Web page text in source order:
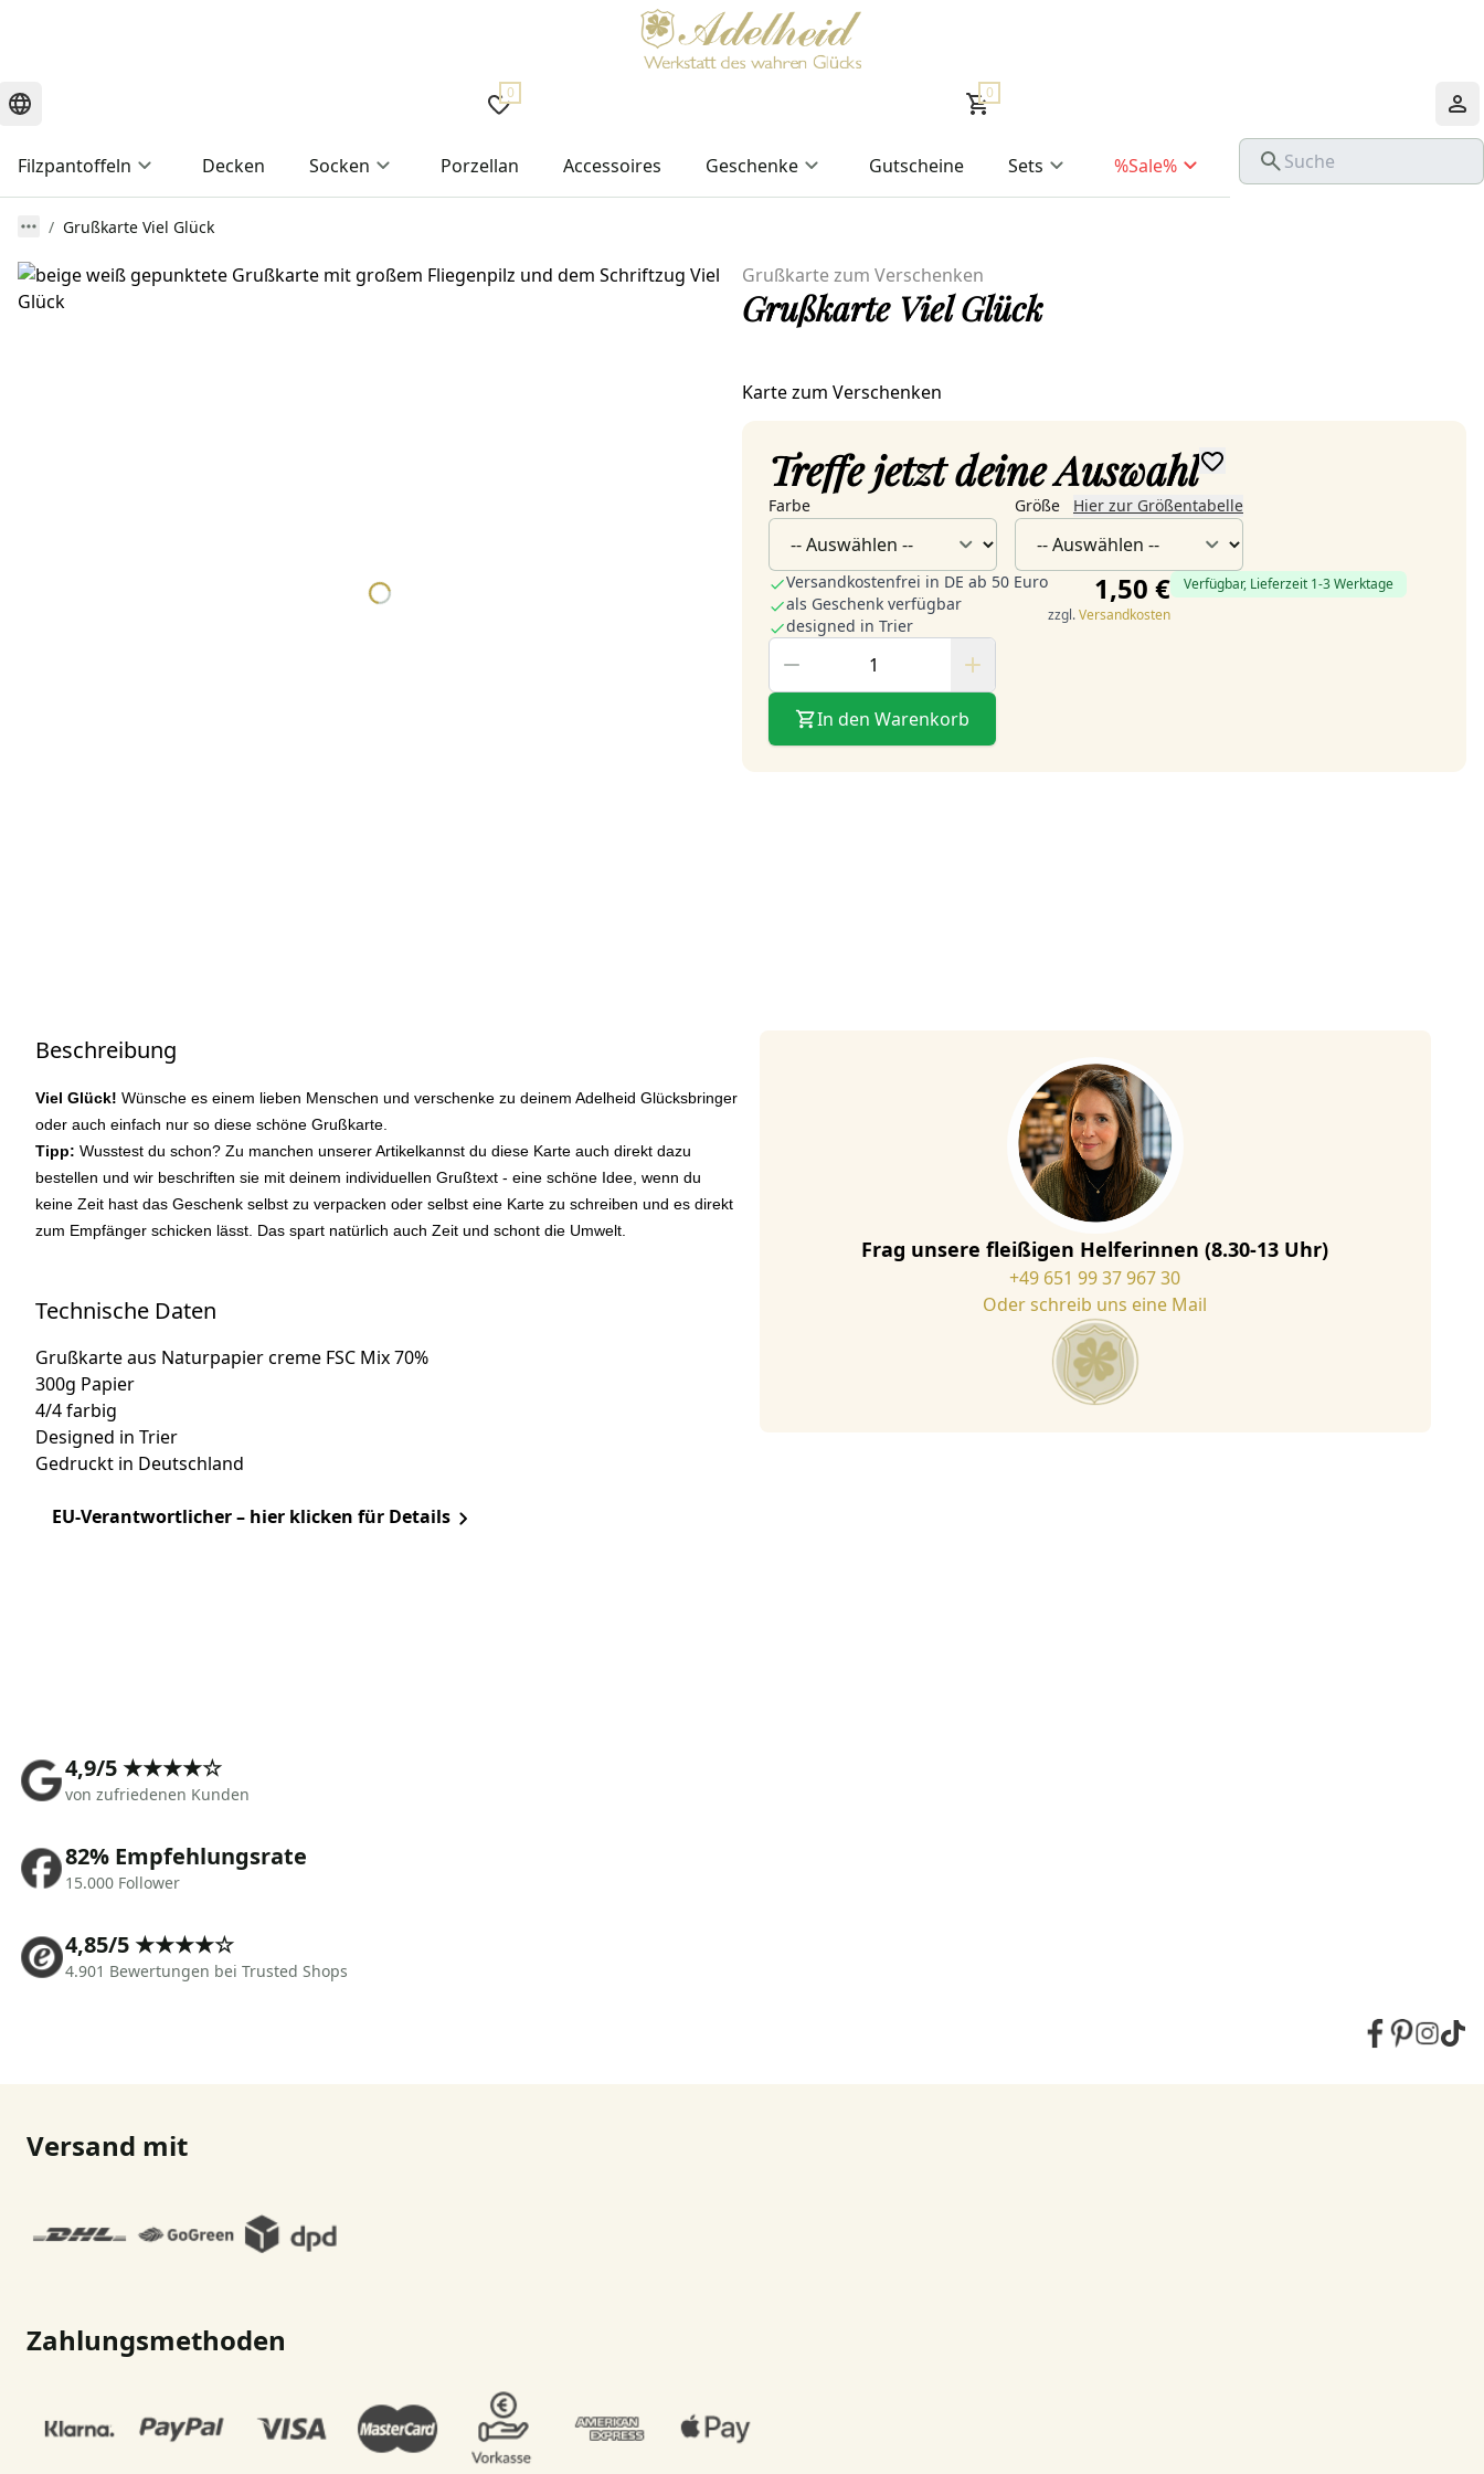
0 0
Filzpantoffeln Decken Socken Porzellan Accessoires Geschenke Gutscheine Sets %Sale%
Grußkarte Viel Glück
Grußkarte zum Verschenken
Grußkarte Viel Glück
Karte zum Verschenken
Treffe jetzt deine Auswahl
Farbe Größe Hier zur Größentabelle
Versandkostenfrei in DE ab 50 Euro
als Geschenk verfügbar
designed in Trier
1,50 €
zzgl.Versandkosten
Verfügbar, Lieferzeit 1-3 Werktage
In den Warenkorb
Beschreibung
Viel Glück! Wünsche es einem lieben Menschen und verschenke zu deinem Adelheid Glücksbringer
oder auch einfach nur so diese schöne Grußkarte.
Tipp: Wusstest du schon? Zu manchen unserer Artikelkannst du diese Karte auch direkt dazu
bestellen und wir beschriften sie mit deinem individuellen Grußtext - eine schöne Idee, wenn du
keine Zeit hast das Geschenk selbst zu verpacken oder selbst eine Karte zu schreiben und es direkt
zum Empfänger schicken lässt. Das spart natürlich auch Zeit und schont die Umwelt.
Technische Daten
Grußkarte aus Naturpapier creme FSC Mix 70%
300g Papier
4/4 farbig
Designed in Trier
Gedruckt in Deutschland
EU-Verantwortlicher – hier klicken für Details
Frag unsere fleißigen Helferinnen (8.30-13 Uhr)
+49 651 99 37 967 30
Oder schreib uns eine Mail
4,9/5 ★★★★☆
von zufriedenen Kunden
82% Empfehlungsrate
15.000 Follower
4,85/5 ★★★★☆
4.901 Bewertungen bei Trusted Shops
Versand mit
Zahlungsmethoden